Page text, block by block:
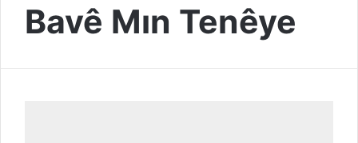
Bavê Mın Tenêye